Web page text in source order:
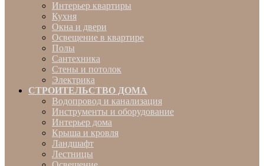
Интерьер квартиры
Кухня
Окна и двери
Освещение в квартире
Полы
Сантехника
Стены и потолок
Электрика
СТРОИТЕЛЬСТВО ДОМА
Водопровод и канализация
Инструменты и оборудование
Интерьер дома
Крыша и кровля
Ландшафт
Лестницы